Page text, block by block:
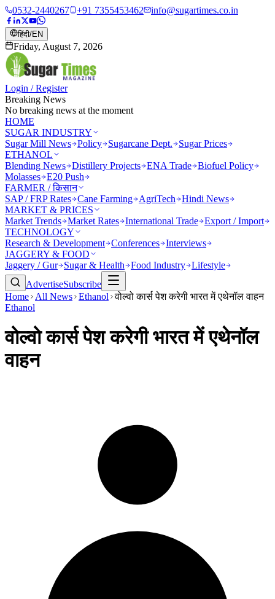
0532-2440267 +91 7355453462 info@sugartimes.co.in
हिंदी/EN
Friday, August 7, 2026
Login / Register
Breaking News
No breaking news at the moment
HOME
SUGAR INDUSTRY
Sugar Mill News Policy Sugarcane Dept.
Sugar Prices
ETHANOL
Blending News Distillery Projects ENA Trade Biofuel Policy
Molasses E20 Push
FARMER / किसान
SAP / FRP Rates Cane Farming AgriTech
Hindi News
MARKET & PRICES
Market Trends Market Rates International Trade Export / Import
TECHNOLOGY
Research & Development Conferences Interviews
JAGGERY & FOOD
Jaggery / Gur
Sugar & Health Food Industry Lifestyle
AdvertiseSubscribe
Home
All News Ethanol
वोल्वो कार्स पेश करेगी भारत में एथेनॉल वाहन
Ethanol
वोल्वो कार्स पेश करेगी भारत में एथेनॉल
वाहन